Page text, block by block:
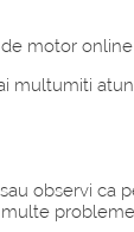
motor
observi